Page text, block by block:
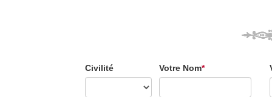
Civilité Votre Nom*